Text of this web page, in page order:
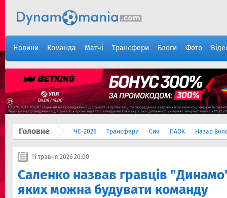
Новини Команда Матчі Трансфери Блоги Фото
Головне ЧС-2026 Трансфери Сич ПАОК Назар
11 травня 2026 20:00
Саленко назвав гравців
яких можна будувати команду